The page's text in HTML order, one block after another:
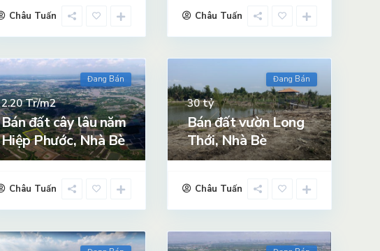
Châu Tuấn Châu Tuấn
Đang Bán
2.20Tr/m2
Bán đất cây lâu năm
Hiệp Phước, Nhà Bè
Châu Tuấn
Đang Bán
30tỷ
Bán đất vườn Long
Thới, Nhà Bè
Châu Tuấn